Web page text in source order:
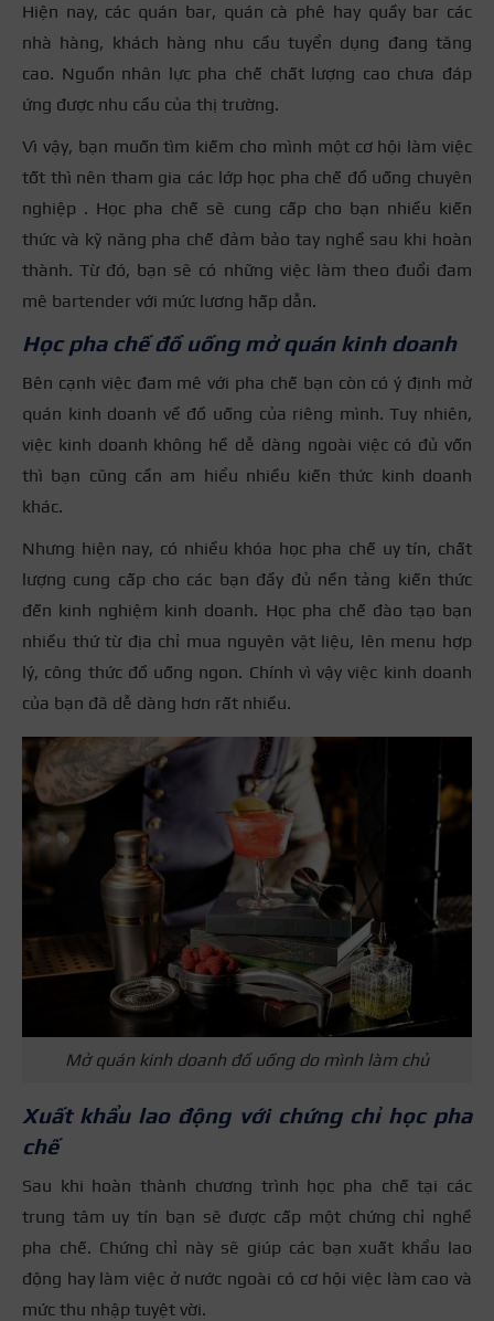
Hiện nay, các quán bar, quán cà phê hay quầy bar các
nhà hàng, khách hàng nhu cầu tuyển dụng đang tăng
cao. Nguồn nhân lực pha chế chất lượng cao chưa đáp
ứng được nhu cầu của thị trường.
Vì vậy, bạn muốn tìm kiếm cho mình một cơ hội làm việc
tốt thì nên tham gia các lớp học pha chế đồ uống chuyên
nghiệp . Học pha chế sẽ cung cấp cho bạn nhiều kiến
thức và kỹ năng pha chế đảm bảo tay nghề sau khi hoàn
thành. Từ đó, bạn sẽ có những việc làm theo đuổi đam
mê bartender với mức lương hấp dẫn.
Học pha chế đồ uống mở quán kinh doanh
Bên cạnh việc đam mê với pha chế bạn còn có ý định mở
quán kinh doanh về đồ uống của riêng mình. Tuy nhiên,
việc kinh doanh không hề dễ dàng ngoài việc có đủ vốn
thì bạn cũng cần am hiểu nhiều kiến thức kinh doanh
khác.
Nhưng hiện nay, có nhiều khóa học pha chế uy tín, chất
lượng cung cấp cho các bạn đầy đủ nền tảng kiến thức
đến kinh nghiệm kinh doanh. Học pha chế đào tạo bạn
nhiều thứ từ địa chỉ mua nguyên vật liệu, lên menu hợp
lý, công thức đồ uống ngon. Chính vì vậy việc kinh doanh
của bạn đã dễ dàng hơn rất nhiều.
Mở quán kinh doanh đồ uống do mình làm chủ
Xuất khẩu lao động với chứng chỉ học pha
chế
Sau khi hoàn thành chương trình học pha chế tại các
trung tâm uy tín bạn sẽ được cấp một chứng chỉ nghề
pha chế. Chứng chỉ này sẽ giúp các bạn xuất khẩu lao
động hay làm việc ở nước ngoài có cơ hội việc làm cao và
mức thu nhập tuyệt vời.